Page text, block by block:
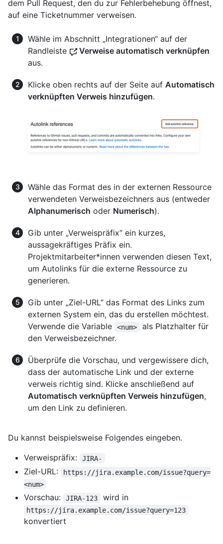
dem Pull Request, den du zur Fehlerbehebung öffnest,
auf eine Ticketnummer verweisen.
Wähle im Abschnitt „Integrationen“ auf der
Randleiste
Verweise automatisch verknüpfen
aus.
Klicke oben rechts auf der Seite auf Automatisch
verknüpften Verweis hinzufügen.
Wähle das Format des in der externen Ressource
verwendeten Verweisbezeichners aus (entweder
Alphanumerisch oder Numerisch).
Gib unter „Verweispräfix“ ein kurzes,
aussagekräftiges Präfix ein.
Projektmitarbeiter*innen verwenden diesen Text,
um Autolinks für die externe Ressource zu
generieren.
Gib unter „Ziel-URL“ das Format des Links zum
externen System ein, das du erstellen möchtest.
Verwende die Variable
<num>
als Platzhalter für
den Verweisbezeichner.
Überprüfe die Vorschau, und vergewissere dich,
dass der automatische Link und der externe
verweis richtig sind. Klicke anschließend auf
Automatisch verknüpften Verweis hinzufügen,
um den Link zu definieren.
Du kannst beispielsweise Folgendes eingeben.
Verweispräfix:
JIRA-
Ziel-URL:
https://jira.example.com/issue?query=
<num>
Vorschau: JIRA-123 wird in
https://jira.example.com/issue?query=123
konvertiert